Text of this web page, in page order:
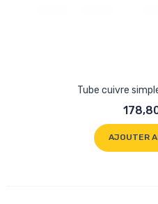
Tube cuivre
AJOUTER